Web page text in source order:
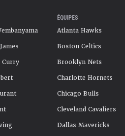
Curry
ÉQUIPES
Atlanta Hawks
Boston Celtics
Brooklyn Nets
Charlotte Hornets
Chicago Bulls
Cleveland Cavaliers
Dallas Mavericks